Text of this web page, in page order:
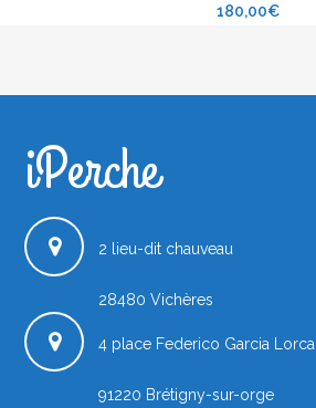
180,00€
iPerche.fr
iPerche
2 lieu-dit chauveau
28480 Vichères
4 place Federico Garcia Lorca
91220 Brétigny-sur-orge